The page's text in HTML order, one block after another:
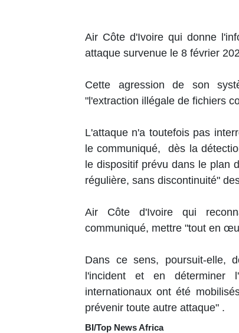
Air Côte d'Ivoire qui donne
attaque survenue le 8 février
Cette agression de son
"l'extraction illégale de fichiers
L'attaque n'a toutefois pas
le communiqué, dès la
le dispositif prévu dans le plan
régulière, sans discontinuité"
Air Côte d'Ivoire qui
communiqué, mettre "tout en
Dans ce sens, poursuit-elle,
l'incident et en déterminer
internationaux ont été
prévenir toute autre attaque" .
BI/Top News Africa